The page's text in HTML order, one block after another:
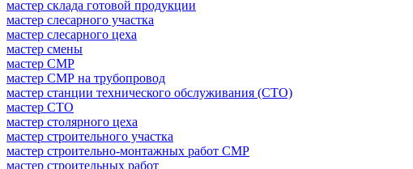
мастер склада готовой продукции
мастер слесарного участка
мастер слесарного цеха
мастер смены
мастер СМР
мастер СМР на трубопровод
мастер станции технического обслуживания (СТО)
мастер СТО
мастер столярного цеха
мастер строительного участка
мастер строительно-монтажных работ СМР
мастер строительных работ